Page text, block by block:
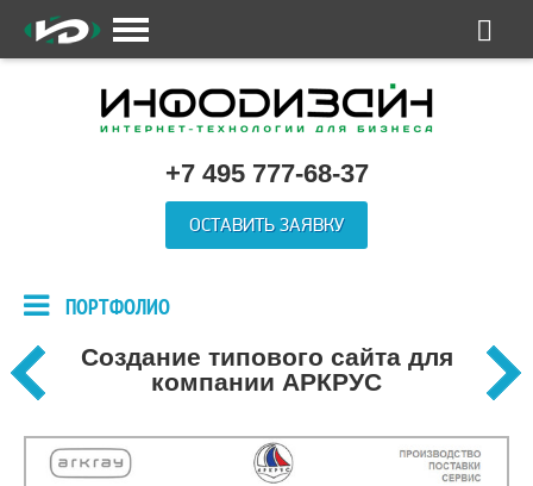
+7 495 777-68-37
ОСТАВИТЬ ЗАЯВКУ
ПОРТФОЛИО
Создание типового сайта для
компании АРКРУС